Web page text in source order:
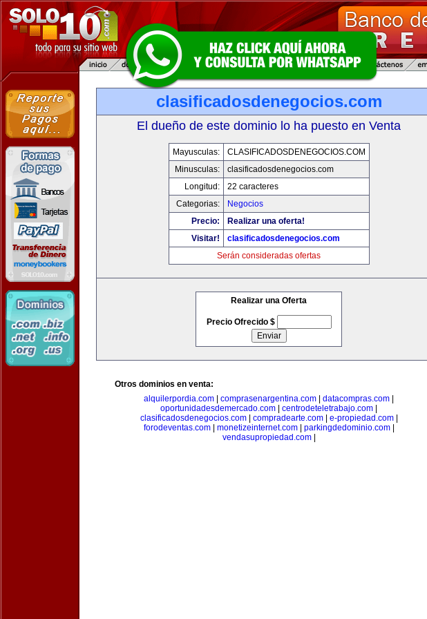
clasificadosdenegocios.com
El dueño de este dominio lo ha puesto en Venta
Mayusculas:
CLASIFICADOSDENEGOCIOS.COM
Minusculas:
clasificadosdenegocios.com
Longitud:
22 caracteres
Categorias:
Negocios
Precio:
Realizar una oferta!
Visitar!
clasificadosdenegocios.com
Serán consideradas ofertas
Realizar una Oferta
Precio Ofrecido $
Otros dominios en venta:
alquilerpordia.com
comprasenargentina.com datacompras.com
oportunidadesdemercado.com
centrodeteletrabajo.com
clasificadosdenegocios.com| compradearte.com| e-propiedad.com|
forodeventas.com| monetizeinternet.com| parkingdedominio.com|
vendasupropiedad.com|